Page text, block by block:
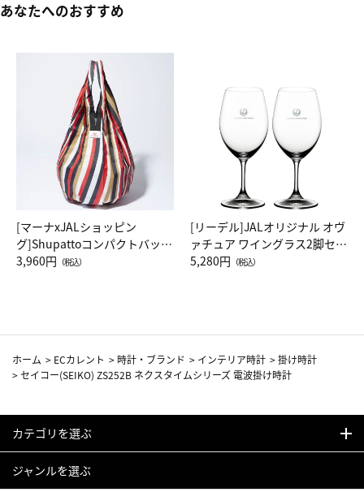
あなたへのおすすめ
[マーナxJALショッピン
グ]Shupattoコンパクトバッグ
Drop JAL客室乗務員（LC）ス
3,960円 （税込）
[リーデル]JALオリジナル オヴ
ァチュア ワイングラス2脚セッ
ト（レッドワイン）
5,280円 （税込）
ホーム > ECカレント > 時計・ブランド > インテリア時計 >掛け時計
>セイコー(SEIKO) ZS252B ネクスタイムシリーズ 電波掛け時計
カテゴリを選ぶ
ジャンルを選ぶ